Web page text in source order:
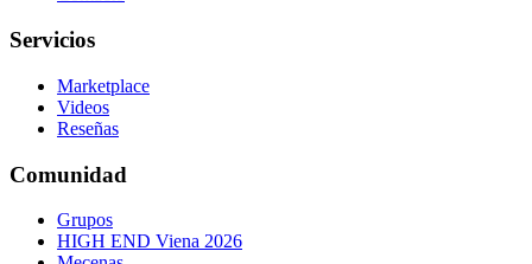
Servicios
Marketplace
Videos
Reseñas
Comunidad
Grupos
HIGH END Viena 2026